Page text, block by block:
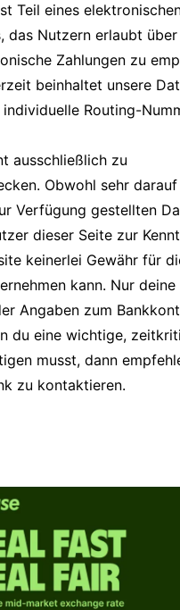
Teil eines
das Nutzern erlaubt
Zahlungen zu
beinhaltet unsere
Routing-
ausschließlich zu
Obwohl sehr
Verfügung gestellten
dieser Seite zur
keinerlei Gewähr für
kann. Nur deine
Angaben zum
du eine wichtige,
musst, dann
zu kontaktieren.